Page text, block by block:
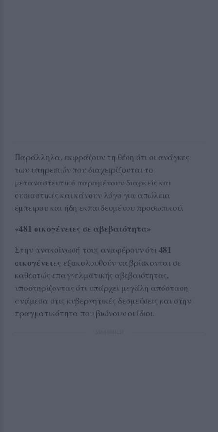
Παράλληλα, εκφράζουν τη θέση ότι οι ανάγκες
των υπηρεσιών που διαχειρίζονται το
μεταναστευτικό παραμένουν διαρκείς και
ουσιαστικές και κάνουν λόγο για απώλεια
έμπειρου και ήδη εκπαιδευμένου προσωπικού.
«481 οικογένειες σε αβεβαιότητα»
Στην ανακοίνωσή τους αναφέρουν ότι 481
οικογένειες εξακολουθούν να βρίσκονται σε
καθεστώς επαγγελματικής αβεβαιότητας,
υποστηρίζοντας ότι υπάρχει μεγάλη απόσταση
ανάμεσα στις κυβερνητικές δεσμεύσεις και στην
πραγματικότητα που βιώνουν οι ίδιοι.